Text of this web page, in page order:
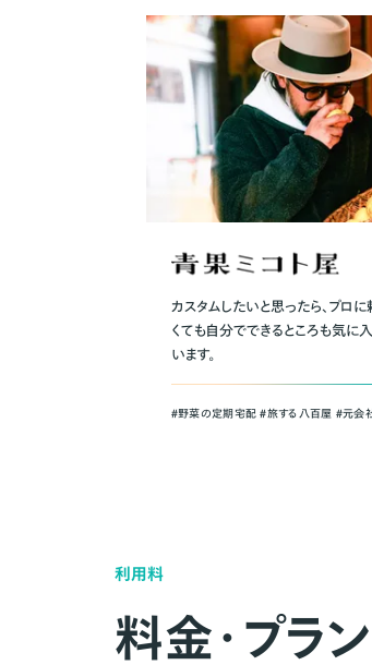
カスタムしたいと思ったら、プロに
くても自分でできるところも気に
います。
＃野菜の定期宅配 ＃旅する八百屋 ＃元会
利用料
料金・プラン